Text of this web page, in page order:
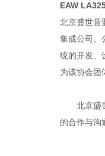
EAW
北京盛世音
集成公司。
统的开发、
为该协会团
北京盛世
的合作与沟